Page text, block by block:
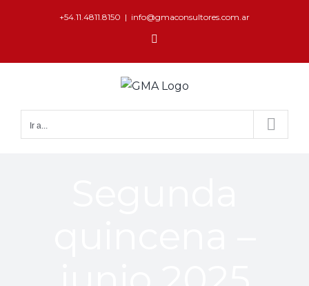
+54.11.4811.8150 | info@gmaconsultores.com.ar
Ir a...